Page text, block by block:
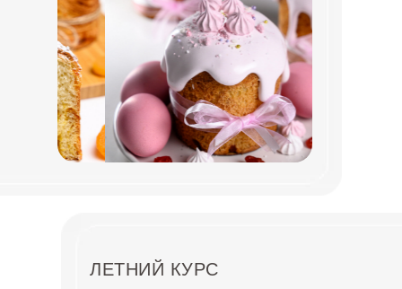
ЛЕТНИЙ КУРС